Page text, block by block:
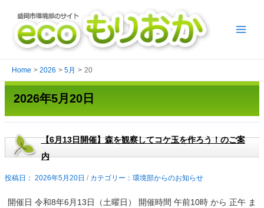
content
Home 2026 5月 20
2026年5月20日
【6月13日開催】森を観察してコケ玉を作ろう！のご案
内
2026年5月20日 / 環境部からのお知らせ
開催日 令和8年6月13日（土曜日） 開催時間 午前10時 から 正午 ま